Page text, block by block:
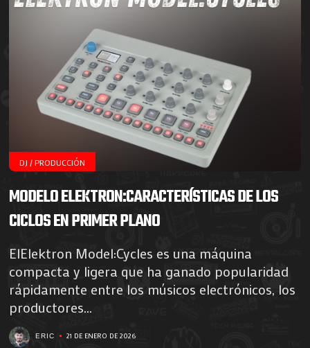
DJ / PRODUCCIÓN
MODELO ELEKTRON:CARACTERÍSTICAS DE LOS
CICLOS EN PRIMER PLANO
ElElektron Model:Cycles es una máquina
compacta y ligera que ha ganado popularidad
rápidamente entre los músicos electrónicos, los
productores...
ERIC 21 DE ENERO DE 2026